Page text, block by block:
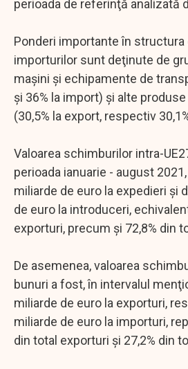
perioada de referinţă analizată
Ponderi importante în structura
importurilor sunt deţinute de
maşini şi echipamente de
şi 36% la import) şi alte
(30,5% la export, respectiv
Valoarea schimburilor intra-
perioada ianuarie - august
miliarde de euro la expedieri şi
de euro la introduceri,
exporturi, precum şi 72,8% din
De asemenea, valoarea
bunuri a fost, în intervalul
miliarde de euro la exporturi,
miliarde de euro la importuri,
din total exporturi şi 27,2% din